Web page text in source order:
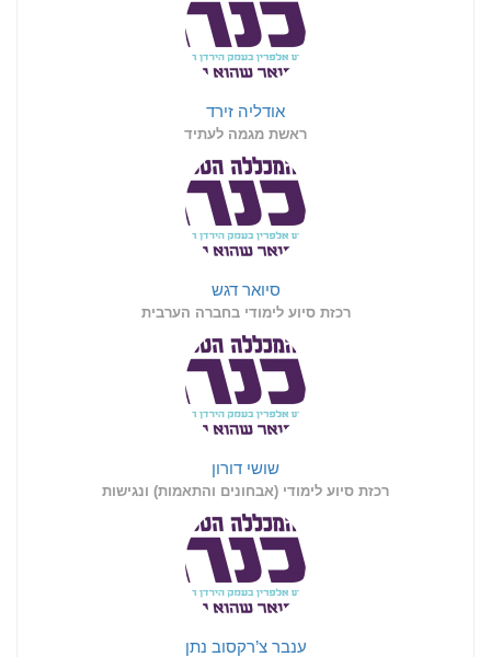
אודליה זירד
ראשת מגמה לעתיד
סיואר דגש
רכזת סיוע לימודי בחברה הערבית
שושי דורון
רכזת סיוע לימודי (אבחונים והתאמות) ונגישות
ענבר צ’רקסוב נתן